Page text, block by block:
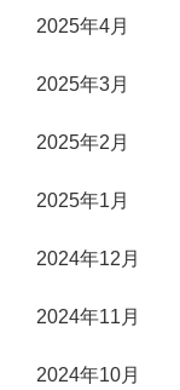
2025年4月
2025年3月
2025年2月
2025年1月
2024年12月
2024年11月
2024年10月